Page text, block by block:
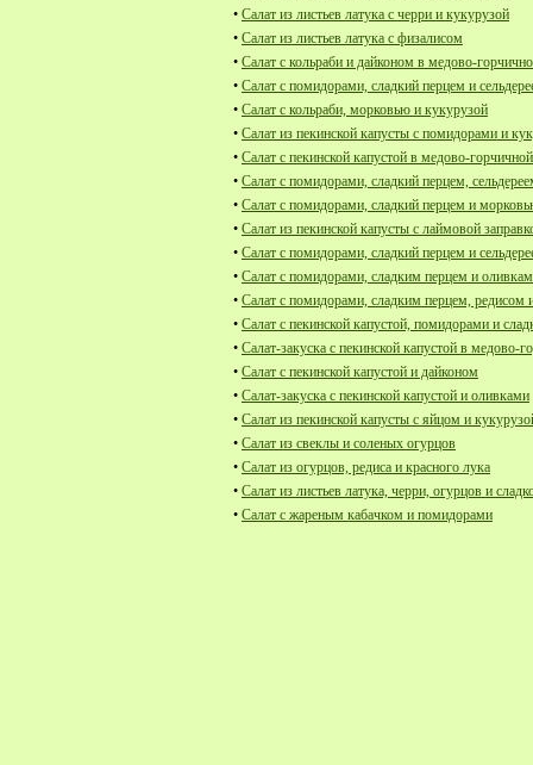
• Салат из листьев латука с черри и кукурузой
• Салат из листьев латука с физалисом
• Салат с кольраби и дайконом в медово-
• Салат с помидорами, сладкий перцем и
• Салат с кольраби, морковью и кукурузой
• Салат из пекинской капусты с помидорами и
• Салат с пекинской капустой в медово-
• Салат с помидорами, сладкий перцем,
• Салат с помидорами, сладкий перцем и
• Салат из пекинской капусты с лаймовой
• Салат с помидорами, сладкий перцем и
• Салат с помидорами, сладким перцем и
• Салат с помидорами, сладким перцем, редисом
• Салат с пекинской капустой, помидорами и
• Салат-закуска с пекинской капустой в медово-
• Салат с пекинской капустой и дайконом
• Салат-закуска с пекинской капустой и оливками
• Салат из пекинской капусты с яйцом и
• Салат из свеклы и соленых огурцов
• Салат из огурцов, редиса и красного лука
• Салат из листьев латука, черри, огурцов и
• Салат с жареным кабачком и помидорами